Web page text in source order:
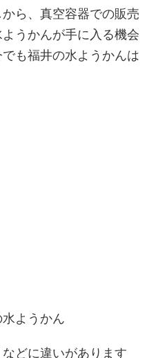
ら、真空容器での販売
うかんが手に入る機会
も福井の水ようかんは
ようかん
どに違いがあります